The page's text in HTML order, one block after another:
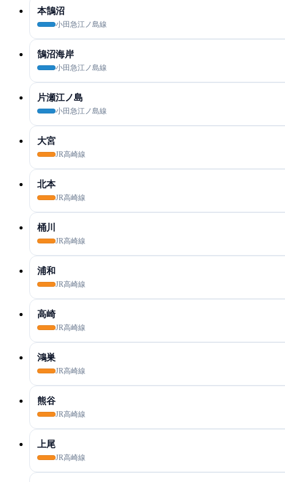
本鵠沼
小田急江ノ島線
鵠沼海岸
小田急江ノ島線
片瀬江ノ島
小田急江ノ島線
大宮
JR高崎線
北本
JR高崎線
桶川
JR高崎線
浦和
JR高崎線
高崎
JR高崎線
鴻巣
JR高崎線
熊谷
JR高崎線
上尾
JR高崎線